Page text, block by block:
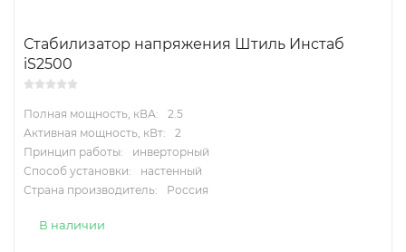
Стабилизатор напряжения Штиль Инстаб
iS2500
Полная мощность, кВА:
2.5
Активная мощность, кВт:
2
Принцип работы:
инверторный
Способ установки:
настенный
Страна производитель:
Россия
В наличии